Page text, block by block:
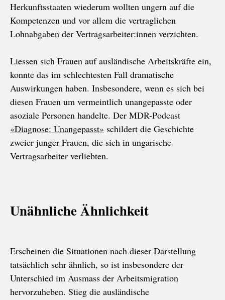
Herkunftsstaaten wiederum wollten ungern auf die
Kompetenzen und vor allem die vertraglichen
Lohnabgaben der Vertragsarbeiter:innen verzichten.
Liessen sich Frauen auf ausländische Arbeitskräfte ein,
konnte das im schlechtesten Fall dramatische
Auswirkungen haben. Insbesondere, wenn es sich bei
diesen Frauen um vermeintlich unangepasste oder
asoziale Personen handelte. Der MDR-Podcast
«Diagnose: Unangepasst» schildert die Geschichte
zweier junger Frauen, die sich in ungarische
Vertragsarbeiter verliebten.
Unähnliche Ähnlichkeit
Erscheinen die Situationen nach dieser Darstellung
tatsächlich sehr ähnlich, so ist insbesondere der
Unterschied im Ausmass der Arbeitsmigration
hervorzuheben. Stieg die ausländische